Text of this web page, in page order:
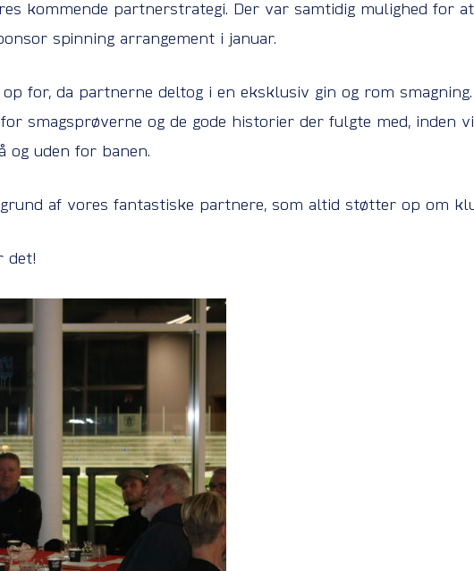
kommende partnerstrategi. Der var samtidig mulighed for
spinning arrangement i januar.
for, da partnerne deltog i en eksklusiv gin og rom
smagsprøverne og de gode historier der fulgte med, inden
og uden for banen.
af vores fantastiske partnere, som altid støtter op om
det!